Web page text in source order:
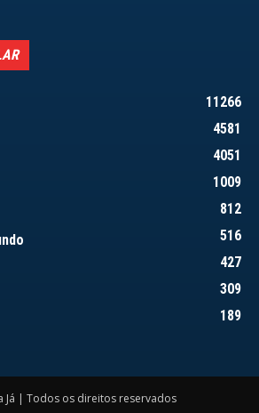
11266
4581
4051
1009
812
516
427
309
189
Já | Todos os direitos reservados